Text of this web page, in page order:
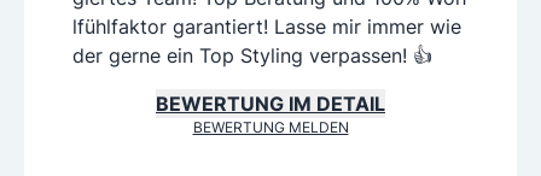
lfühlfaktor garantiert! Lasse mir immer wie
der gerne ein Top Styling verpassen! 👍
BEWERTUNG IM DETAIL
BEWERTUNG MELDEN